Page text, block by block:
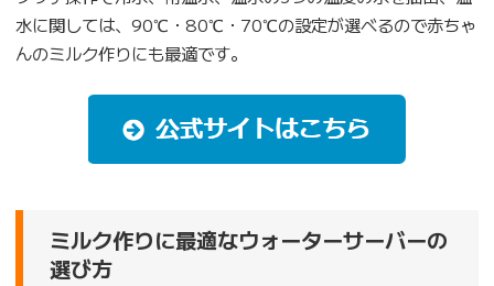
水に関しては、90℃・80℃・70℃の設定が選べるので赤ちゃ
んのミルク作りにも最適です。
ミルク作りに最適なウォーターサーバーの
選び方